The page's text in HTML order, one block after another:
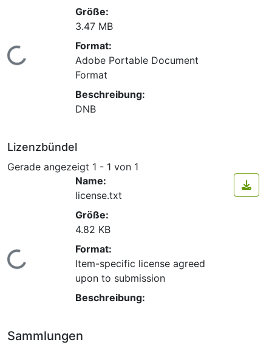
Lade...
Größe:
3.47 MB
Format:
Adobe Portable Document
Format
Beschreibung:
DNB
Lizenzbündel
Gerade angezeigt 1 - 1 von 1
Lade...
Name:
license.txt
Größe:
4.82 KB
Format:
Item-specific license agreed
upon to submission
Beschreibung:
Sammlungen